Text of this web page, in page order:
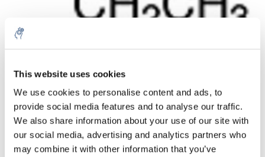
This website uses cookies
We use cookies to personalise content and ads, to
provide social media features and to analyse our traffic.
We also share information about your use of our site with
our social media, advertising and analytics partners who
may combine it with other information that you’ve
1 Stuk Excl. btw
€283,84
Incl. btw
Toevoegen aan winkelwagen